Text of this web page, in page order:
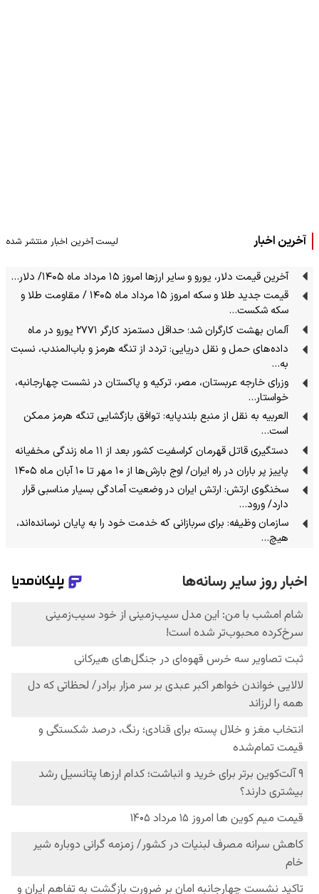
آخرین اخبار لیست آخرین اخبار منتشر شده
آخرین قیمت دلار، یورو و سایر ارزها امروز ۱۵ مرداد ماه ۱۴۰۵/ دلار…
قیمت جدید طلا و سکه امروز ۱۵ مرداد ماه ۱۴۰۵ / مقاومت طلا و
سکه شکست…
آلمان بهشت کارگران شد؛ حداقل دستمزد کارگر ۲۷۷۱ یورو در ماه
داده‌های حمل‌ و نقل دریایی: تردد از تنگه‌ هرمز و باب‌المندب، نسبت
به…
وزرای خارجه عربستان، مصر، ترکیه و پاکستان در نشست چهارجانبه،
خواستار…
العربیه به نقل از منبع بلندپایه: توافق بازگشایی تنگه هرمز ممکن
است…
دستگیری قاتل قهرمان کراسفیت کشور بعد از ۱۱ ماه زندگی مخفیانه
پاییز پر باران در راه ایران/ اوج بارش‌ها از ۱۰ مهر تا ۱۰ آبان ماه ۱۴۰۵
سخنگوی ارتش: ارتش ایران در وضعیت آمادگی بسیار مناسبی قرار
دارد/ ورود…
سازمان وظیفه: برای سربازانی که خدمت خود را به پایان نرسانده‌اند،
هیچ…